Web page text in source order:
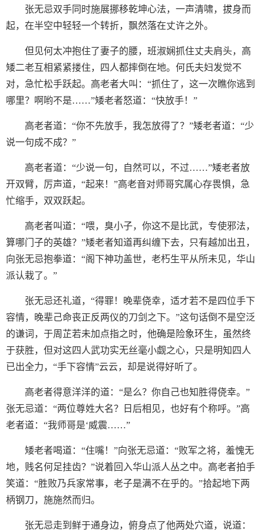
张无忌双手同时施展挪移乾坤心法，一声清啸，拔身而
起，在半空中轻轻一个转折，飘然落在丈许之外。
但见何太冲抱住了妻子的腰，班淑娴抓住丈夫肩头，高
矮二老互相紧紧搂住，四人都摔倒在地。何氏夫妇发觉不
对，急忙松手跃起。高老者大叫：“抓住了，这一次瞧你逃到
哪里？啊哟不是……”矮老者怒道：“快放手！”
高老者道：“你不先放手，我怎放得了？”矮老者道：“少
说一句成不成？”
高老者道：“少说一句，自然可以，不过……”矮老者放
开双臂，厉声道，“起来！”高老音对师哥究属心存畏惧，急
忙缩手，双双跃起。
高老者叫道：“喂，臭小子，你这不是比武，专使邪法，
算哪门子的英雄？”矮老者知道再纠缠下去，只有越加出丑，
向张无忌抱拳道：“阁下神功盖世，老朽生平从所未见，华山
派认栽了。”
张无忌还礼道，“得罪！晚辈侥幸，适才若不是四位手下
容情，晚辈己命丧正反两仪的刀剑之下。”这句话倒不是空泛
的谦词，于周芷若未加点指之时，他确是险象环生，虽然终
于获胜，但对这四人武功实无丝毫小觑之心，只是明知四人
已出全力，“手下容情”云云，却是说得好听了。
高老者得意洋洋的道：“是么？你自己也知胜得侥幸。”
张无忌道：“两位尊姓大名？日后相见，也好有个称呼。”高
老者道：“我师哥是‘威震……”
矮老者喝道：“住嘴！”向张无忌道：“败军之将，羞愧无
地，贱名何足挂齿？”说着回入华山派人丛之中。高老者拍手
笑道：“胜败乃兵家常事，老子是满不在乎的。”拾起地下两
柄钢刀，施施然而归。
张无忌走到鲜于通身边，俯身点了他两处穴道，说道：